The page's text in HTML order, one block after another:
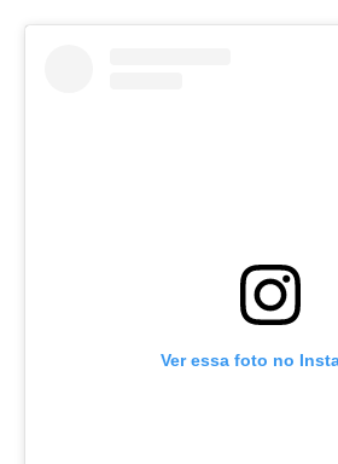
Ver essa foto no